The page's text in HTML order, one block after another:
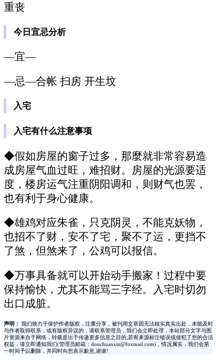
重丧
今日宜忌分析
—宜—
—忌—合帐 扫房 开生坟
入宅
入宅有什么注意事项
◆假如房屋的窗子过多，那麼就非常容易造
成房屋气血过旺，难招财。房屋的光源要适
度，楼房运气注重阴阳调和，则财气也罢，
也有利于身心健康。
◆雄鸡对应朱雀，只克阴灵，不能克妖物，
也招不了财，安不了宅，聚不了运，更挡不
了煞，但煞来了，公鸡可以报信。
◆万事具备就可以开始动手搬家！过程中要
保持愉快，尤其不能骂三字经。入宅时切勿
出口成脏。
声明：
我们致力于保护作者版权，注重分享，被刊用文章因无法核实真实出处，未能及时
与作者取得联系，或有版权异议的，请联系管理员，我们会立即处理，本站部分文字与图
片资源来自于网络，转载是出于传递更多信息之目的,若有来源标注错误或侵犯了您的合法
权益，请立即通知我们(管理员邮箱：douchuanxin@foxmail.com)，情况属实，我们会第
一时间予以删除，并同时向您表示歉意,谢谢!